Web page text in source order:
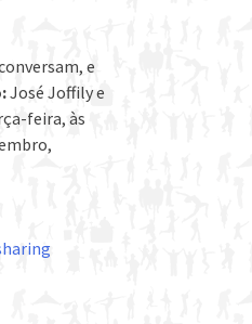
e
José Joffily e
feira, às